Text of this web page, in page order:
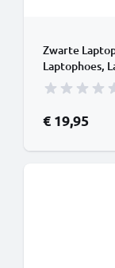
Zwarte
Laptophoes,
€ 19,95